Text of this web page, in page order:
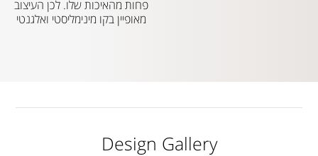
פחות מהאיכות שלו. לכן העיצוב
מאופיין בקו מינימליסטי ואלגנטי
Design Gallery